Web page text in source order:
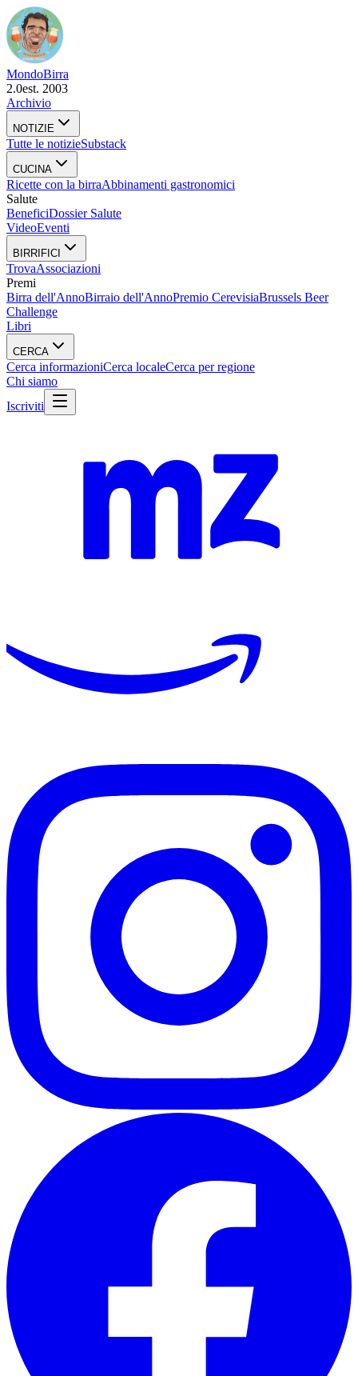
MondoBirra
2.0est. 2003
Archivio
NOTIZIE
Tutte le notizieSubstack
CUCINA
Ricette con la birraAbbinamenti gastronomici
Salute
BeneficiDossier Salute
VideoEventi
BIRRIFICI
TrovaAssociazioni
Premi
Birra dell'AnnoBirraio dell'AnnoPremio CerevisiaBrussels Beer
Challenge
Libri
CERCA
Cerca informazioniCerca localeCerca per regione
Chi siamo
Iscriviti